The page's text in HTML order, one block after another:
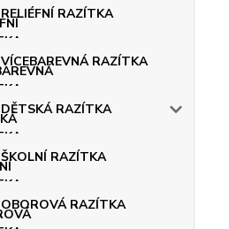
RELIÉFNÍ RAZÍTKA
VÍCEBAREVNÁ RAZÍTKA
DĚTSKÁ RAZÍTKA
ŠKOLNÍ RAZÍTKA
OBOROVÁ RAZÍTKA